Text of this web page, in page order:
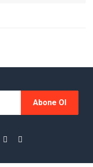
Abone Ol